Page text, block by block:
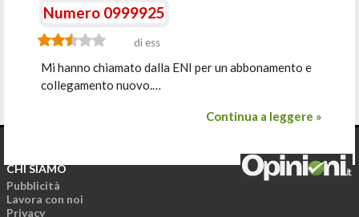
Numero 0999925
di ess
Mi hanno chiamato dalla ENI per un abbonamento e
collegamento nuovo.…
Continua a leggere »
CHI SIAMO
Pubblicità
Lavora con noi
Privacy